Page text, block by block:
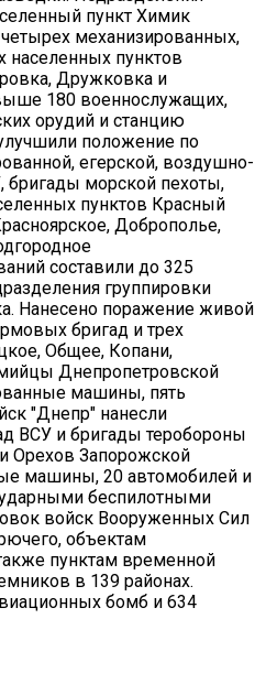
пункт Химик
механизированных,
населенных пунктов
Дружковка и
180 военнослужащих,
орудий и станцию
положение по
егерской, воздушно-
бригады морской пехоты,
пунктов Красный
Доброполье,
составили до 325
группировки
Нанесено поражение живой
бригад и трех
Общее, Копани,
Днепропетровской
машины, пять
"Днепр" нанесли
ВСУ и бригады теробороны
Орехов Запорожской
машины, 20 автомобилей и
ударными беспилотными
войск Вооруженных Сил
объектам
пунктам временной
в 139 районах.
бомб и 634